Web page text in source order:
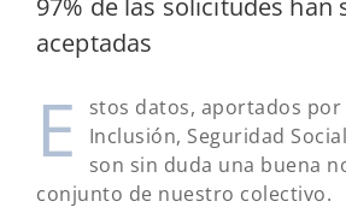
aceptadas
E
stos datos, aportados
Inclusión, Seguridad
son sin duda una buena
conjunto de nuestro colectivo.